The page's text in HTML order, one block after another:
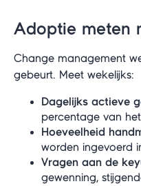
Adoptie meten
Change management
gebeurt. Meet wekelijks:
Dagelijks actieve
percentage van
Hoeveelheid
worden ingevoerd
Vragen aan de
gewenning,